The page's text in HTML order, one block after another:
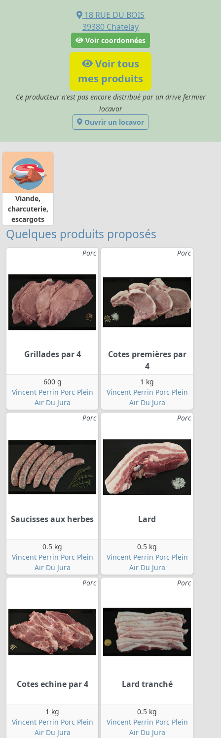
18 RUE DU BOIS
39380 Chatelay
Voir coordonnées
Voir tous
mes produits
Ce producteur n'est pas encore distribué par un drive fermier
locavor
Ouvrir un locavor
Viande,
charcuterie,
escargots
Quelques produits proposés
Porc
Grillades par 4
600 g
Vincent Perrin Porc Plein
Air Du Jura
Porc
Cotes premières par
4
1 kg
Vincent Perrin Porc Plein
Air Du Jura
Porc
Saucisses aux herbes
0.5 kg
Vincent Perrin Porc Plein
Air Du Jura
Porc
Lard
0.5 kg
Vincent Perrin Porc Plein
Air Du Jura
Porc
Cotes echine par 4
1 kg
Vincent Perrin Porc Plein
Air Du Jura
Porc
Lard tranché
0.5 kg
Vincent Perrin Porc Plein
Air Du Jura